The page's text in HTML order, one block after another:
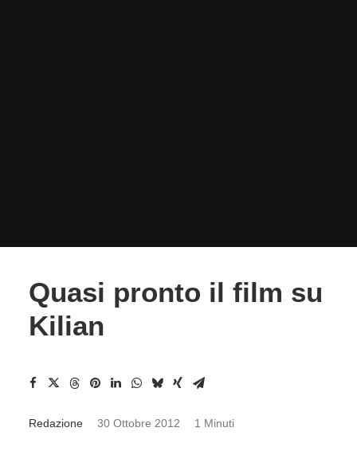
Quasi pronto il film su
Kilian
Redazione 30 Ottobre 2012 1 Minuti